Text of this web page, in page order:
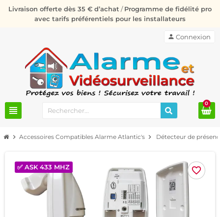
Livraison offerte dès 35 € d’achat /Programme de fidélité pro
avec tarifs préférentiels pour les installateurs
view_headline
person Connexion
0
chevron_right Accessoires Compatibles Alarme Atlantic's chevron_right Détecteur de
favorite_border
✅ ASK 433 MHZ